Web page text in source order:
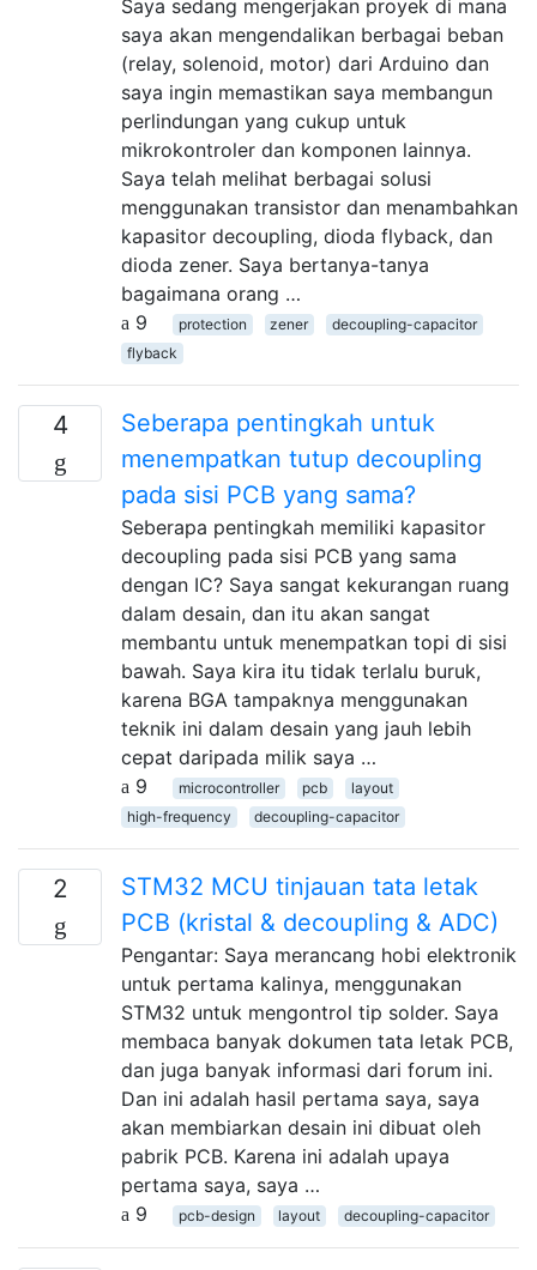
Saya sedang mengerjakan proyek di mana
saya akan mengendalikan berbagai beban
(relay, solenoid, motor) dari Arduino dan
saya ingin memastikan saya membangun
perlindungan yang cukup untuk
mikrokontroler dan komponen lainnya.
Saya telah melihat berbagai solusi
menggunakan transistor dan menambahkan
kapasitor decoupling, dioda flyback, dan
dioda zener. Saya bertanya-tanya
bagaimana orang …
9
protection zener
decoupling-capacitor
flyback
4
Seberapa pentingkah untuk
menempatkan tutup decoupling
pada sisi PCB yang sama?
Seberapa pentingkah memiliki kapasitor
decoupling pada sisi PCB yang sama
dengan IC? Saya sangat kekurangan ruang
dalam desain, dan itu akan sangat
membantu untuk menempatkan topi di sisi
bawah. Saya kira itu tidak terlalu buruk,
karena BGA tampaknya menggunakan
teknik ini dalam desain yang jauh lebih
cepat daripada milik saya …
9
microcontroller pcb
layout
high-frequency
decoupling-capacitor
2
STM32 MCU tinjauan tata letak
PCB (kristal & decoupling & ADC)
Pengantar: Saya merancang hobi elektronik
untuk pertama kalinya, menggunakan
STM32 untuk mengontrol tip solder. Saya
membaca banyak dokumen tata letak PCB,
dan juga banyak informasi dari forum ini.
Dan ini adalah hasil pertama saya, saya
akan membiarkan desain ini dibuat oleh
pabrik PCB. Karena ini adalah upaya
pertama saya, saya …
9
pcb-design layout decoupling-capacitor